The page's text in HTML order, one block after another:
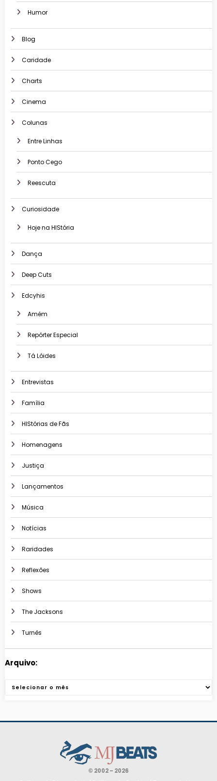
Humor
Blog
Caridade
Charts
Cinema
Colunas
Entre Linhas
Ponto Cego
Reescuta
Curiosidade
Hoje na HIStória
Dança
Deep Cuts
Edcyhis
Amém
Repórter Especial
Tá Lóides
Entrevistas
Família
HIStórias de Fãs
Homenagens
Justiça
Lançamentos
Música
Notícias
Raridades
Reflexões
Shows
The Jacksons
Turnês
Arquivo:
Arquivos
© 2002 – 2026